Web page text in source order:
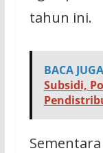
tahun ini.
BACA JUGA
Subsidi,